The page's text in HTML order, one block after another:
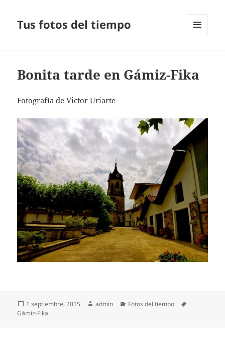
Tus fotos del tiempo
Bonita tarde en Gámiz-Fika
Fotografía de Victor Uriarte
Publicado
el
1 septiembre, 2015 Autor
admin Categorías
Fotos del tiempo
Gámiz-Fika